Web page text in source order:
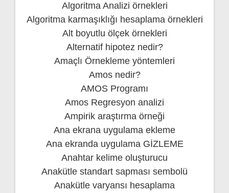
Algoritma Analizi örnekleri
Algoritma karmaşıklığı hesaplama örnekleri
Alt boyutlu ölçek örnekleri
Alternatif hipotez nedir?
Amaçlı Örnekleme yöntemleri
Amos nedir?
AMOS Programı
Amos Regresyon analizi
Ampirik araştırma örneği
Ana ekrana uygulama ekleme
Ana ekranda uygulama GİZLEME
Anahtar kelime oluşturucu
Anakütle standart sapması sembolü
Anakütle varyansı hesaplama